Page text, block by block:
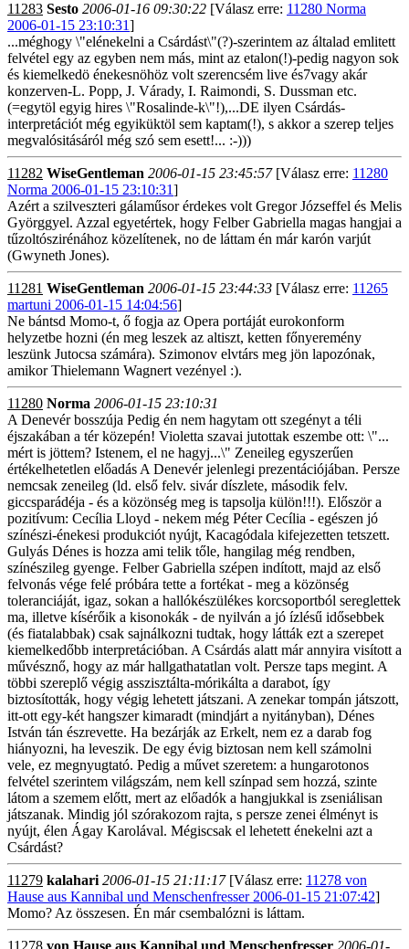
11283 Sesto 2006-01-16 09:30:22 [Válasz erre: 11280 Norma
2006-01-15 23:10:31]
...méghogy \"elénekelni a Csárdást\"(?)-szerintem az általad emlitett
felvétel egy az egyben nem más, mint az etalon(!)-pedig nagyon sok
és kiemelkedö énekesnöhöz volt szerencsém live és7vagy akár
konzerven-L. Popp, J. Várady, I. Raimondi, S. Dussman etc.
(=egytöl egyig hires \"Rosalinde-k\"!),...DE ilyen Csárdás-
interpretációt még egyiküktöl sem kaptam(!), s akkor a szerep teljes
megvalósitásáról még szó sem esett!... :-)))
11282 WiseGentleman 2006-01-15 23:45:57[Válasz erre: 11280
Norma 2006-01-15 23:10:31]
Azért a szilveszteri gálaműsor érdekes volt Gregor Józseffel és Melis
Györggyel. Azzal egyetértek, hogy Felber Gabriella magas hangjai a
tűzoltószirénához közelítenek, no de láttam én már karón varjút
(Gwyneth Jones).
11281 WiseGentleman 2006-01-15 23:44:33 [Válasz erre: 11265
martuni 2006-01-15 14:04:56]
Ne bántsd Momo-t, ő fogja az Opera portáját eurokonform
helyzetbe hozni (én meg leszek az altiszt, ketten főnyeremény
leszünk Jutocsa számára). Szimonov elvtárs meg jön lapozónak,
amikor Thielemann Wagnert vezényel :).
11280 Norma 2006-01-15 23:10:31
A Denevér bosszúja Pedig én nem hagytam ott szegényt a téli
éjszakában a tér közepén! Violetta szavai jutottak eszembe ott: \"...
mért is jöttem? Istenem, el ne hagyj...\" Zeneileg egyszerűen
értékelhetetlen előadás A Denevér jelenlegi prezentációjában. Persze
nemcsak zeneileg (ld. első felv. sivár díszlete, második felv.
giccsparádéja - és a közönség meg is tapsolja külön!!!). Először a
pozitívum: Cecília Lloyd - nekem még Péter Cecília - egészen jó
színészi-énekesi produkciót nyújt, Kacagódala kifejezetten tetszett.
Gulyás Dénes is hozza ami telik tőle, hangilag még rendben,
színészileg gyenge. Felber Gabriella szépen indított, majd az első
felvonás vége felé próbára tette a fortékat - meg a közönség
toleranciáját, igaz, sokan a hallókészülékes korcsoportból sereglettek
ma, illetve kísérőik a kisonokák - de nyilván a jó ízlésű idősebbek
(és fiatalabbak) csak sajnálkozni tudtak, hogy látták ezt a szerepet
kiemelkedőbb interpretációban. A Csárdás alatt már annyira visított a
művésznő, hogy az már hallgathatatlan volt. Persze taps megint. A
többi szereplő végig asszisztálta-mórikálta a darabot, így
biztosították, hogy végig lehetett játszani. A zenekar tompán játszott,
itt-ott egy-két hangszer kimaradt (mindjárt a nyitányban), Dénes
István tán észrevette. Ha bezárják az Erkelt, nem ez a darab fog
hiányozni, ha leveszik. De egy évig biztosan nem kell számolni
vele, ez megnyugtató. Pedig a művet szeretem: a hungarotonos
felvétel szerintem világszám, nem kell színpad sem hozzá, szinte
látom a szemem előtt, mert az előadók a hangjukkal is zseniálisan
játszanak. Mindig jól szórakozom rajta, s persze zenei élményt is
nyújt, élen Ágay Karolával. Mégiscsak el lehetett énekelni azt a
Csárdást?
11279 kalahari 2006-01-15 21:11:17[Válasz erre: 11278 von
Hause aus Kannibal und Menschenfresser 2006-01-15 21:07:42]
Momo? Az összesen. Én már csembalózni is láttam.
11278 von Hause aus Kannibal und Menschenfresser 2006-01-